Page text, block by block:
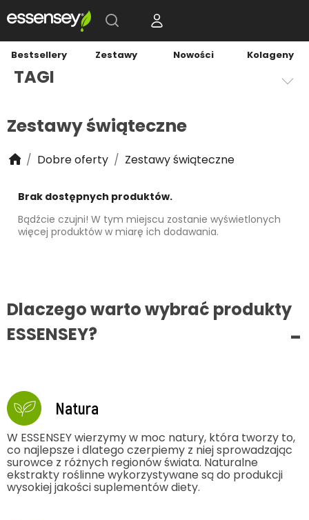
Bestsellery Zestawy Nowości Kolageny
TAGI
Zestawy świąteczne
Dobre oferty Zestawy świąteczne
Brak dostępnych produktów.
Bądźcie czujni! W tym miejscu zostanie wyświetlonych
więcej produktów w miarę ich dodawania.
Dlaczego warto wybrać produkty
ESSENSEY?
Natura
W ESSENSEY wierzymy w moc natury, która tworzy to,
co najlepsze i dlatego czerpiemy z niej sprowadzając
surowce z różnych regionów świata. Naturalne
ekstrakty roślinne wykorzystywane są do produkcji
wysokiej jakości suplementów diety.